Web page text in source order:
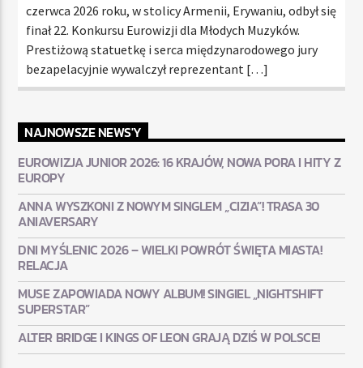
czerwca 2026 roku, w stolicy Armenii, Erywaniu, odbył się
finał 22. Konkursu Eurowizji dla Młodych Muzyków.
Prestiżową statuetkę i serca międzynarodowego jury
bezapelacyjnie wywalczył reprezentant […]
NAJNOWSZE NEWS'Y
EUROWIZJA JUNIOR 2026: 16 KRAJÓW, NOWA PORA I HITY Z
EUROPY
ANNA WYSZKONI Z NOWYM SINGLEM „CIZIA”! TRASA 30
ANIAVERSARY
DNI MYŚLENIC 2026 – WIELKI POWRÓT ŚWIĘTA MIASTA!
RELACJA
MUSE ZAPOWIADA NOWY ALBUM! SINGIEL „NIGHTSHIFT
SUPERSTAR”
ALTER BRIDGE I KINGS OF LEON GRAJĄ DZIŚ W POLSCE!